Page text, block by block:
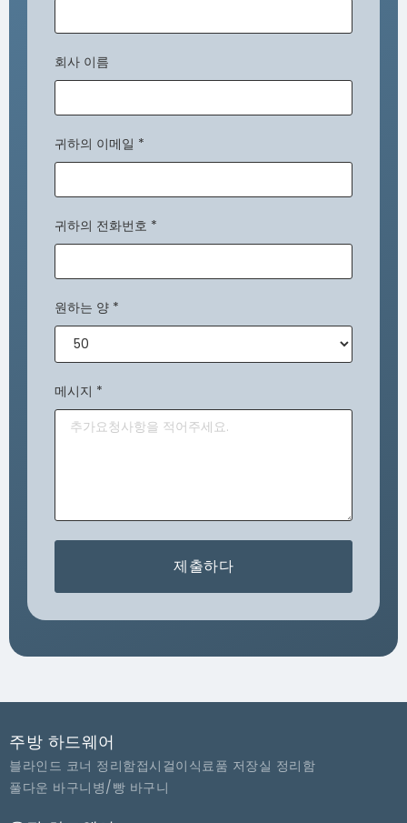
회사 이름
귀하의 이메일 *
귀하의 전화번호 *
원하는 양 *
메시지 *
제출하다
주방 하드웨어
블라인드 코너 정리함접시걸이 식료품 저장실 정리함
풀다운 바구니 병/빵 바구니